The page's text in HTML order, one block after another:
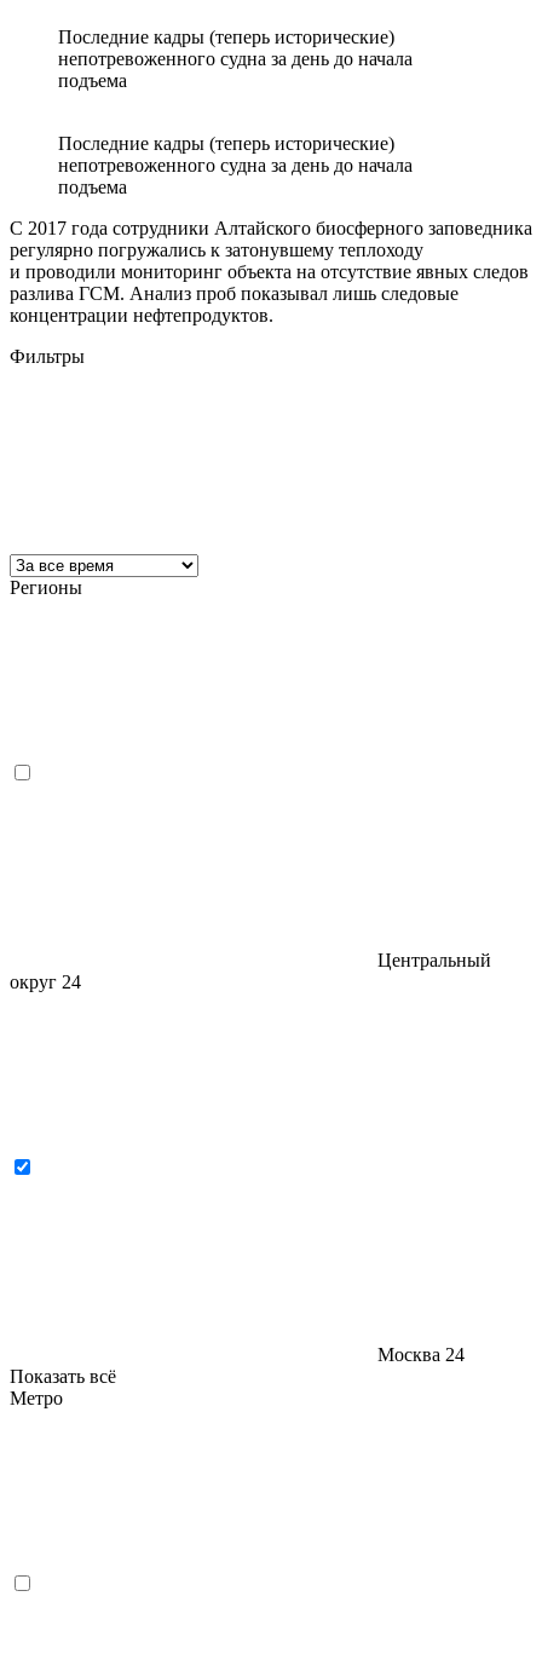
Последние кадры (теперь исторические)
непотревоженного судна за день до начала
подъема
Последние кадры (теперь исторические)
непотревоженного судна за день до начала
подъема
С 2017 года сотрудники Алтайского биосферного заповедника
регулярно погружались к затонувшему теплоходу
и проводили мониторинг объекта на отсутствие явных следов
разлива ГСМ. Анализ проб показывал лишь следовые
концентрации нефтепродуктов.
Фильтры
Регионы
Центральный
округ 24
Москва 24
Показать всё
Метро